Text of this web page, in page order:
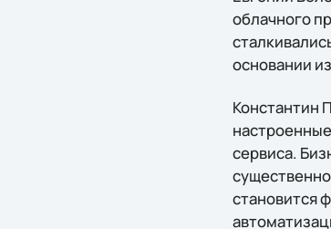
облачного
основании
Константин
сервиса.
становится